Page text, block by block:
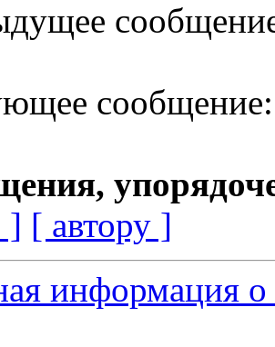
] [ автору ]
информация о